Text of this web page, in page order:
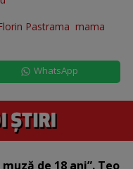
Pastrama mama
WhatsApp
de 18 ani”. Teo